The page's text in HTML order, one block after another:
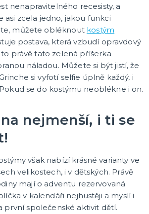
nenapravitelného recesisty, a
zcela jedno, jakou funkci
můžete obléknout kostým
postava, která vzbudí opravdový
právě tato zelená příšerka
náladou. Můžete si být jistí, že
si vyfotí selfie úplně každý, i
se do kostýmu neoblékne i on.
nejmenší, i ti se
však nabízí krásné varianty ve
velikostech, i v dětských. Právě
mají o adventu rezervovaná
v kalendáři nejhustěji a myslí i
první společenské aktivit dětí.